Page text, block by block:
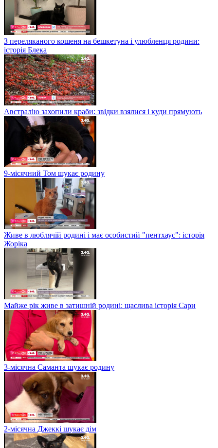
З переляканого кошеня на бешкетуна і улюбленця родини:
історія Блека
Австралію захопили краби: звідки взялися і куди прямують
9-місячний Том шукає родину
Живе в люблячій родині і має особистий "пентхаус": історія
Жоріка
Майже рік живе в затишній родині: щаслива історія Сари
3-місячна Саманта шукає родину
2-місячна Джеккі шукає дім